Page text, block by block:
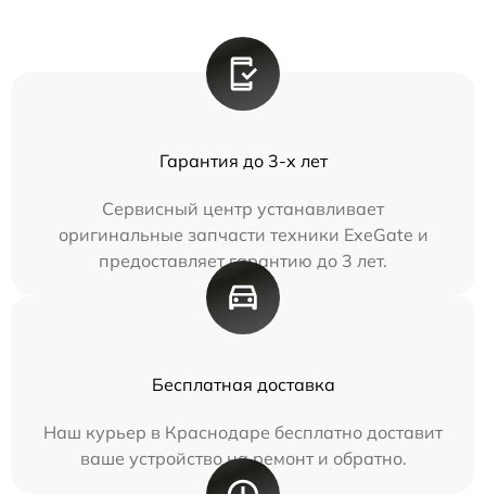
Гарантия до 3-х лет
Сервисный центр устанавливает
оригинальные запчасти техники ExeGate и
предоставляет гарантию до 3 лет.
Бесплатная доставка
Наш курьер в Краснодаре бесплатно доставит
ваше устройство на ремонт и обратно.